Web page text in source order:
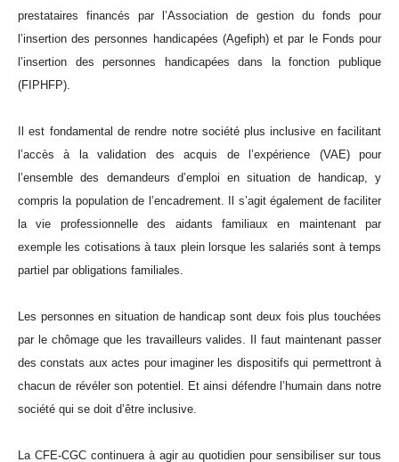
prestataires financés par l’Association de gestion du fonds pour
l’insertion des personnes handicapées (Agefiph) et par le Fonds pour
l’insertion des personnes handicapées dans la fonction publique
(FIPHFP).
Il est fondamental de rendre notre société plus inclusive en facilitant
l’accès à la validation des acquis de l’expérience (VAE) pour
l’ensemble des demandeurs d’emploi en situation de handicap, y
compris la population de l’encadrement. Il s’agit également de faciliter
la vie professionnelle des aidants familiaux en maintenant par
exemple les cotisations à taux plein lorsque les salariés sont à temps
partiel par obligations familiales.
Les personnes en situation de handicap sont deux fois plus touchées
par le chômage que les travailleurs valides. Il faut maintenant passer
des constats aux actes pour imaginer les dispositifs qui permettront à
chacun de révéler son potentiel. Et ainsi défendre l’humain dans notre
société qui se doit d’être inclusive.
La CFE-CGC continuera à agir au quotidien pour sensibiliser sur tous